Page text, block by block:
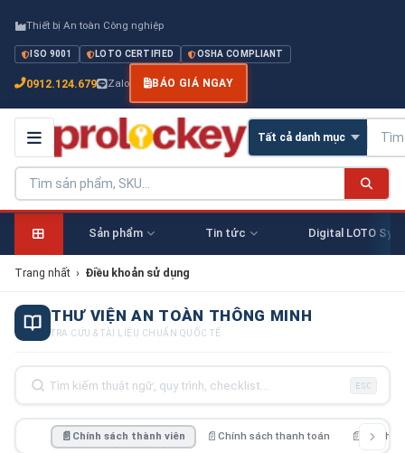
Thiết bị An toàn Công nghiệp
ISO 9001 LOTO CERTIFIED OSHA COMPLIANT
0912.124.679 Zalo BÁO GIÁ NGAY
Sản phẩm Tin tức Digital LOTO
Trang nhất › Điều khoản sử dụng
THƯ VIỆN AN TOÀN THÔNG MINH
TRA CỨU & TÀI LIỆU CHUẨN QUỐC TẾ
ESC
📄 Chính sách thành viên 📄 Chính sách thanh toán 📄 Chính